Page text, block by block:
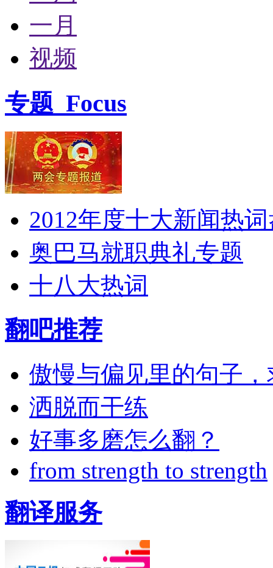
一月
视频
专题 Focus
2012年度十大新闻热
奥巴马就职典礼专题
十八大热词
翻吧推荐
傲慢与偏见里的句子
洒脱而干练
好事多磨怎么翻？
from strength to strength
翻译服务